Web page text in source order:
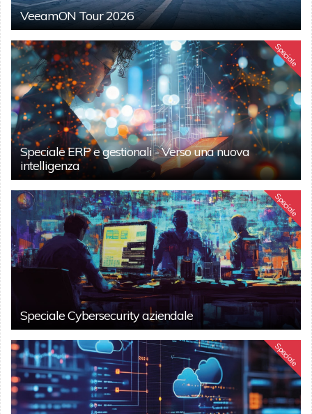
VeeamON Tour 2026
Speciale
Speciale ERP e gestionali - Verso una nuova
intelligenza
Speciale
Speciale Cybersecurity aziendale
Speciale